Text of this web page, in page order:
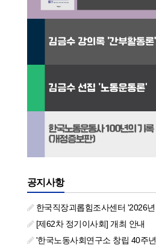
공지사항
한국직장괴롭힘조사센터 '2026년도 하반기 주요 사업 안내' (교육/컨설팅)
[제62차 정기이사회] 개최 안내
'한국노동사회연구소 창립 40주년 기념 행사 안내'